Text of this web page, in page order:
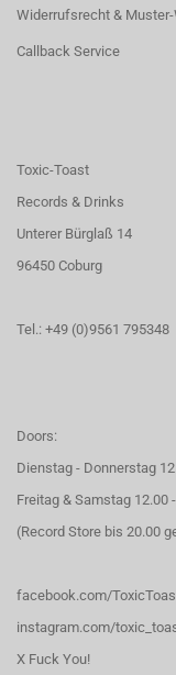
Widerrufsrecht &
Callback Service
Toxic-Toast
Records & Drinks
Unterer Bürglaß 14
96450 Coburg
Tel.: +49 (0)9561 795348
Doors:
Dienstag - Donnerstag
Freitag & Samstag 12.00
(Record Store bis 20.00
facebook.com/
instagram.com/
X Fuck You!